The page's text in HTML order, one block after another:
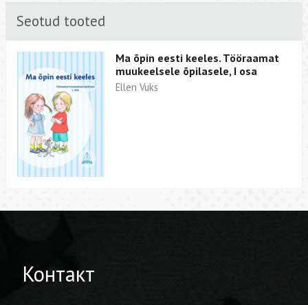
Seotud tooted
Ma õpin eesti keeles. Tööraamat
muukeelsele õpilasele, I osa
Ellen Vuks
Контакт